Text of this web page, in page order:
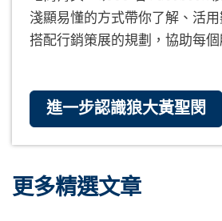
淺顯易懂的方式帶你了解、活
搭配行銷策展的規劃，協助每個
進一步認識狼大黃聖閔
更多精選文章